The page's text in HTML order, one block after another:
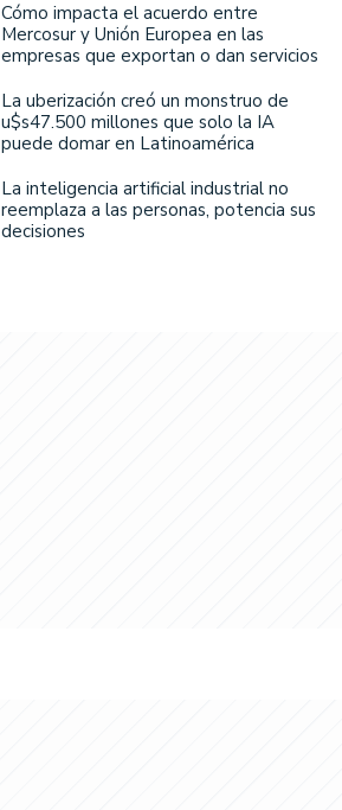
Cómo impacta el acuerdo entre
Mercosur y Unión Europea en las
empresas que exportan o dan servicios
La uberización creó un monstruo de
u$s47.500 millones que solo la IA
puede domar en Latinoamérica
La inteligencia artificial industrial no
reemplaza a las personas, potencia sus
decisiones